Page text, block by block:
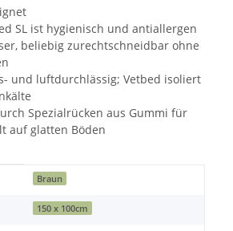
SL ist hygienisch und antiallergen
beliebig zurechtschneidbar ohne
und luftdurchlässig; Vetbed isoliert
Spezialrücken aus Gummi für
auf glatten Böden
Braun
150 x 100cm